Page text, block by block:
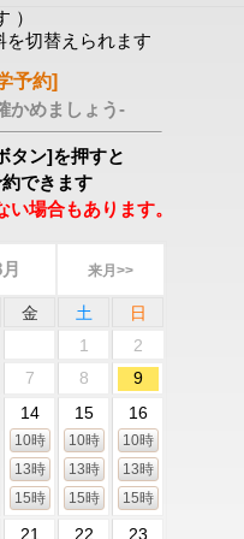
）
を切替えられます
予約]
かめましょう-
タン]を押すと
できます
い場合もあります。
来月>>
金 土
日
1
2
7 8
9
14
10時
13時
15時
15
10時
13時
15時
16
10時
13時
15時
21 22 23